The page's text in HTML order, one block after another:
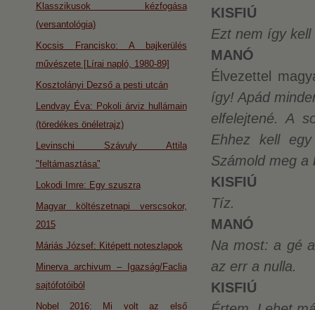
KISFIÚ
Ezt nem így kell
MANÓ
Élvezettel
így! Apád
elfelejtené. A
Ehhez kell
Számold meg a
KISFIÚ
Tíz.
MANÓ
Na most: a gé
az err a nulla.
KISFIÚ
Klasszikusok kézfogása
(versantológia)
Kocsis Francisko: A bajkerülés
művészete [Lírai napló, 1980-89]
Kosztolányi Dezső a pesti utcán
Lendvay Éva: Pokoli árviz hullámain
(töredékes önéletrajz)
Levinschi Szávuly Attila
"feltámasztása"
Lokodi Imre: Egy szuszra
Magyar költészetnapi verscsokor,
2015
Máriás József: Kitépett noteszlapok
Minerva archivum – Igazság/Faclia
sajtófotóiból
Nobel 2016: Mi volt az első